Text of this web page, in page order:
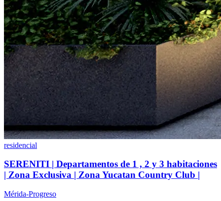
residencial
SERENITI | Departamentos de 1 , 2 y 3 habitaciones
| Zona Exclusiva | Zona Yucatan Country Club |
Mérida-Progreso